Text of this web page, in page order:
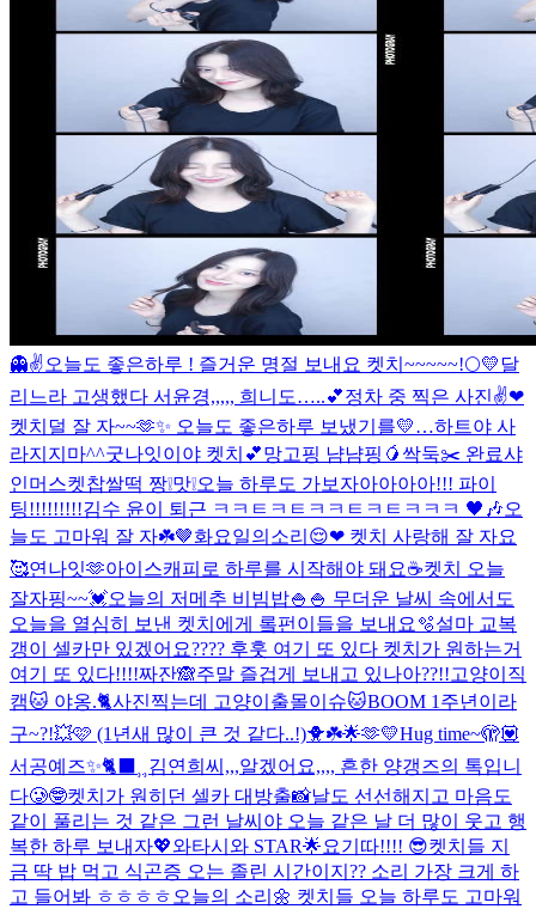
👻✌오늘도 좋은하루 ! 즐거운 명절 보내요 켓치~~~~~!🌕💛달
리느라 고생했다 서윤경,,,,, 희니도…..💕정차 중 찍은 사진✌❤
켓치덜 잘 자~~🫶✨ 오늘도 좋은하루 보냈기를💛…하트야 사
라지지마^^굿나잇이야 켓치💕망고핑 냠냠핑🥭 싹둑✂️ 완료샤
인머스켓찹쌀떡 짱❕맛❕오늘 하루도 가보자아아아아!!! 파이
팅!!!!!!!!!김수 윤이 퇴근 ㅋㅋㅌㅋㅌㅋㅋㅌㅋㅌㅋㅋㅋ 🖤🎶오
늘도 고마워 잘 자☘️🤎화요일의소리😌❤ 켓치 사랑해 잘 자요
🥰연나잇🫶아이스캐피로 하루를 시작해야 돼요☕️켓치 오늘
잘자핑~~💓오늘의 저메추 비빔밥🍚🍚 무더운 날씨 속에서도
오늘을 열심히 보낸 켓치에게 롴펀이들을 보내요🫧설마 교복
갱이 셀카만 있겠어요???? 후훗 여기 또 있다 켓치가 원하는거
여기 또 있다!!!!짜잔🙈주말 즐겁게 보내고 있나아??!!고양이직
캠🐱 야옹.🐈사진찍는데 고양이출몰이슈🐱BOOM 1주년이라
구~?!💥🩷 (1년새 많이 큰 것 같다..!)🐥☘️🌟🫶💛Hug time~🫣💟
서공예즈✨🐈‍⬛⸒⸒ 김연희씨,,,알겠어요,,,, 흔한 양갱즈의 톡입니
다🥲🤓켓치가 원히던 셀카 대방출📸날도 선선해지고 마음도
같이 풀리는 것 같은 그런 날씨야 오늘 같은 날 더 많이 웃고 행
복한 하루 보내자💖와타시와 STAR🌟요기따!!!! 😎켓치들 지
금 딱 밥 먹고 식곤증 오는 졸린 시간이지?? 소리 가장 크게 하
고 들어봐 ㅎㅎㅎㅎ 오늘의 소리🌼 켓치들 오늘 하루도 고마워